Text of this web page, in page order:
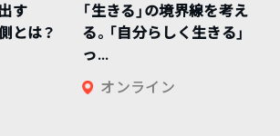
す
とは？
「生きる」の境界線を考え
る。「自分らしく生きる」
っ...
オンライン